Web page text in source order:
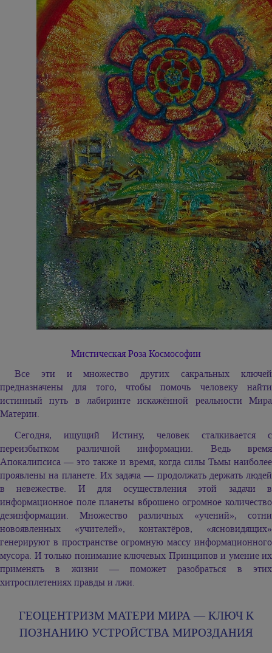
Мистическая Роза Космософии
Все эти и множество других сакральных ключей
предназначены для того, чтобы помочь человеку найти
истинный путь в лабиринте искажённой реальности Мира
Материи.
Сегодня, ищущий Истину, человек сталкивается с
переизбытком различной информации. Ведь время
Апокалипсиса — это также и время, когда силы Тьмы наиболее
проявлены на планете. Их задача — продолжать держать людей
в невежестве. И для осуществления этой задачи в
информационное поле планеты вброшено огромное количество
дезинформации. Множество различных «учений», сотни
новоявленных «учителей», контактёров, «ясновидящих»
генерируют в пространстве огромную массу информационного
мусора. И только понимание ключевых Принципов и умение их
применять в жизни — поможет разобраться в этих
хитросплетениях правды и лжи.
ГЕОЦЕНТРИЗМ МАТЕРИ МИРА — КЛЮЧ К
ПОЗНАНИЮ УСТРОЙСТВА МИРОЗДАНИЯ